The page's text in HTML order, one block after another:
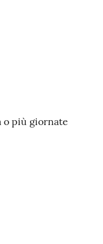
o più giornate